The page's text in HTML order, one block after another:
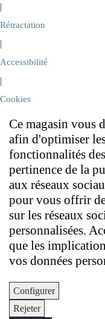
|
Rétractation
|
Accessibilité
|
Cookies
Ce magasin vous
afin d'optimiser
fonctionnalités
pertinence de la
aux réseaux
pour vous offrir
sur les réseaux
personnalisées.
que les
vos données
Configurer
Rejeter